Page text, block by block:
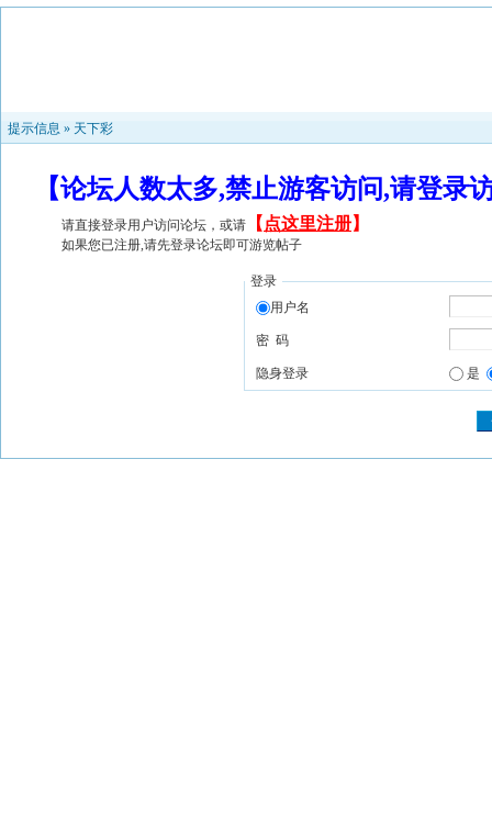
提示信息 » 天下彩
【论坛人数太多,禁止游客访问,请登
请直接登录用户访问论坛，或请 【 点这里注册】
如果您已注册,请先登录论坛即可游览帖子
登录
用户名
密 码
隐身登录 是